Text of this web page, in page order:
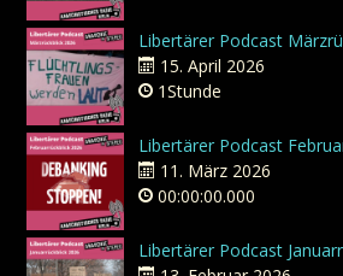
Libertärer Podcast
15. April 2026
1Stunde
Libertärer Podcast
11. März 2026
00:00:00.000
Libertärer Podcast